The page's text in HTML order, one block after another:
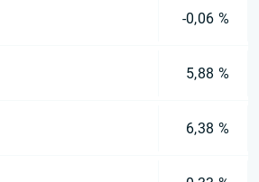
-0,06 %
5,88 %
6,38 %